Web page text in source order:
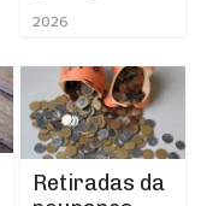
2026
Retiradas da